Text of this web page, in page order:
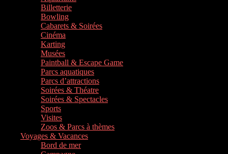
Billetterie
Bowling
Cabarets & Soirées
Cinéma
Karting
Musées
Paintball & Escape Game
Parcs aquatiques
Parcs d’attractions
Soirées & Théatre
Soirées & Spectacles
Sports
Visites
Zoos & Parcs à thèmes
Voyages & Vacances
Bord de mer